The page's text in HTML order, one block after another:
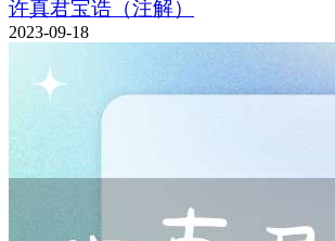
许真君宝诰（注解）
2023-09-18